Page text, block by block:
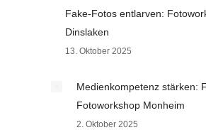
Fake-Fotos entlarven:
Dinslaken
13. Oktober 2025
Medienkompetenz stärken:
Fotoworkshop Monheim
2. Oktober 2025